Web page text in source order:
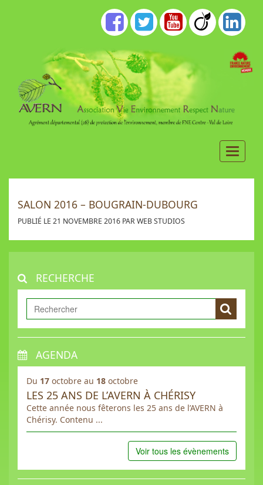
SALON 2016 – BOUGRAIN-DUBOURG
PUBLIÉ LE 21 NOVEMBRE 2016 PAR WEB STUDIOS
RECHERCHE
AGENDA
Du 17 octobre au 18 octobre
LES 25 ANS DE L’AVERN À CHÉRISY
Cette année nous fêterons les 25 ans de l’AVERN à
Chérisy. Contenu ...
Voir tous les évènements